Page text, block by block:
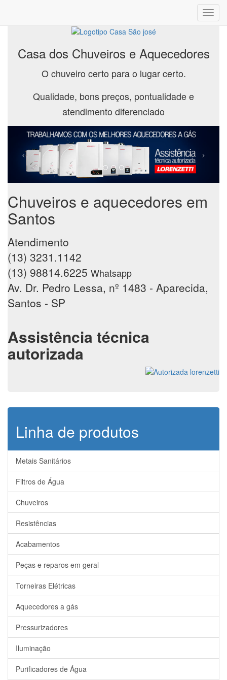
Casa dos Chuveiros e Aquecedores
O chuveiro certo para o lugar certo.
Qualidade, bons preços, pontualidade e
atendimento diferenciado
Chuveiros e aquecedores em
Santos
Atendimento
(13) 3231.1142
(13) 98814.6225 Whatsapp
Av. Dr. Pedro Lessa, nº 1483 - Aparecida,
Santos - SP
Assistência técnica
autorizada
Linha de produtos
Metais Sanitários
Filtros de Água
Chuveiros
Resistências
Acabamentos
Peças e reparos em geral
Torneiras Elétricas
Aquecedores a gás
Pressurizadores
Iluminação
Purificadores de Água